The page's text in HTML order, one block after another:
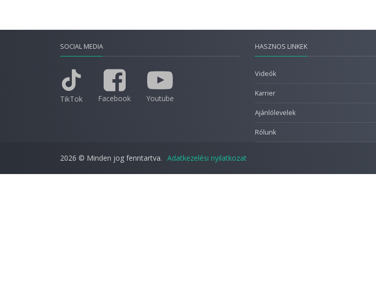
SOCIAL MEDIA
TikTok Facebook Youtube
HASZNOS LINKEK
Videók
Karrier
Ajánlólevelek
Rólunk
2026 © Minden jog fenntartva. Adatkezelési nyilatkozat